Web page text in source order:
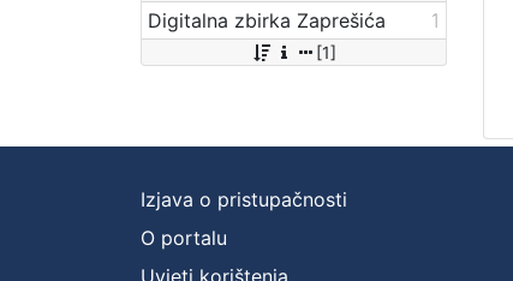
Digitalna zbirka Zaprešića
1
[1]
Izjava o pristupačnosti
O portalu
Uvjeti korištenja